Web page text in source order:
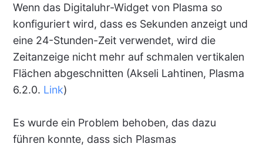
Wenn das Digitaluhr-Widget von Plasma so
konfiguriert wird, dass es Sekunden anzeigt und
eine 24-Stunden-Zeit verwendet, wird die
Zeitanzeige nicht mehr auf schmalen vertikalen
Flächen abgeschnitten (Akseli Lahtinen, Plasma
6.2.0. Link)
Es wurde ein Problem behoben, das dazu
führen konnte, dass sich Plasmas